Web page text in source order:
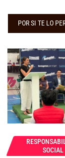
POR SI TE LO
SOCIAL